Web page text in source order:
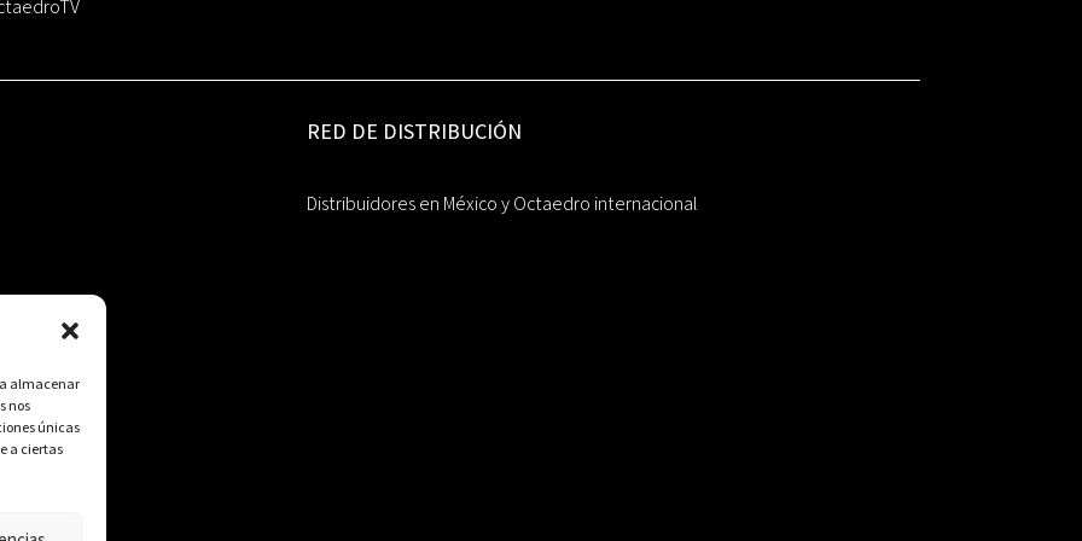
almacenar
nos
únicas
a ciertas
RED DE DISTRIBUCIÓN
Distribuidores en México y Octaedro internacional